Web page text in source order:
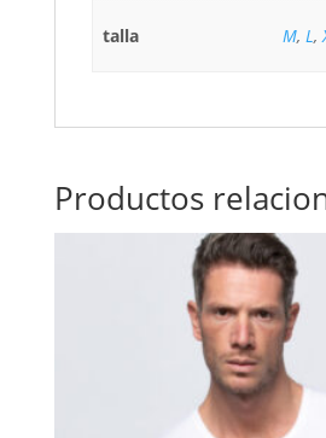
talla M, L,
Productos